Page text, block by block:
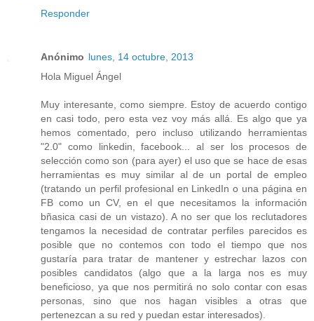
Responder
Anónimo lunes, 14 octubre, 2013
Hola Miguel Ángel
Muy interesante, como siempre. Estoy de acuerdo contigo
en casi todo, pero esta vez voy más allá. Es algo que ya
hemos comentado, pero incluso utilizando herramientas
"2.0" como linkedin, facebook... al ser los procesos de
selección como son (para ayer) el uso que se hace de esas
herramientas es muy similar al de un portal de empleo
(tratando un perfil profesional en LinkedIn o una página en
FB como un CV, en el que necesitamos la información
bñasica casi de un vistazo). A no ser que los reclutadores
tengamos la necesidad de contratar perfiles parecidos es
posible que no contemos con todo el tiempo que nos
gustaría para tratar de mantener y estrechar lazos con
posibles candidatos (algo que a la larga nos es muy
beneficioso, ya que nos permitirá no solo contar con esas
personas, sino que nos hagan visibles a otras que
pertenezcan a su red y puedan estar interesados).